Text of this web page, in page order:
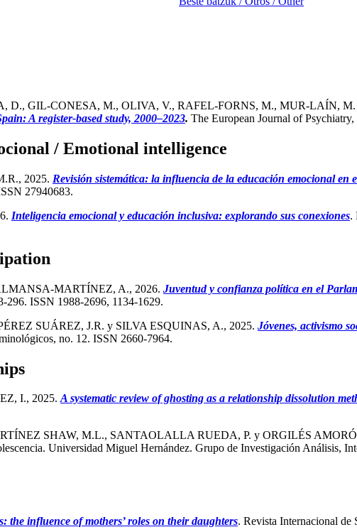
D., GIL-CONESA, M., OLIVA, V., RAFEL-FORNS, M., MUR-LAÍN,
A register-based study, 2000–2023. The European Journal of
/ Emotional intelligence
2025. Revisión sistemática: la influencia de la educación emocional
27940683.
Inteligencia emocional y educación inclusiva: explorando sus conexiones.
MARTÍNEZ, A., 2026. Juventud y confianza política en el
296. ISSN 1988-2696, 1134-1629.
SUÁREZ, J.R. y SILVA ESQUINAS, A., 2025. Jóvenes, activismo
no. 12. ISSN 2660-7964.
I., 2025.A systematic review of ghosting as a relationship dissolution
SHAW, M.L., SANTAOLALLA RUEDA, P. y ORGILÉS
Universidad Miguel Hernández. Grupo de Investigación Análisis,
the influence of mothers’ roles on their daughters. Revista Internacional